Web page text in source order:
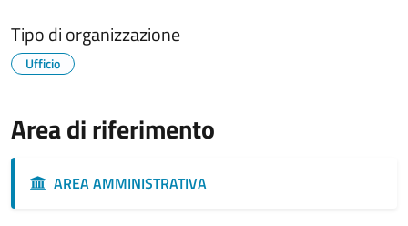
Tipo di organizzazione
Ufficio
Area di riferimento
AREA AMMINISTRATIVA